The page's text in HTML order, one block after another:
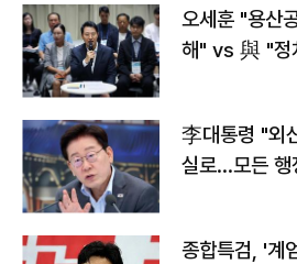
오세훈 "용산
해" vs 與 "정
李대통령 "외
실로…모든 행
종합특검, '계